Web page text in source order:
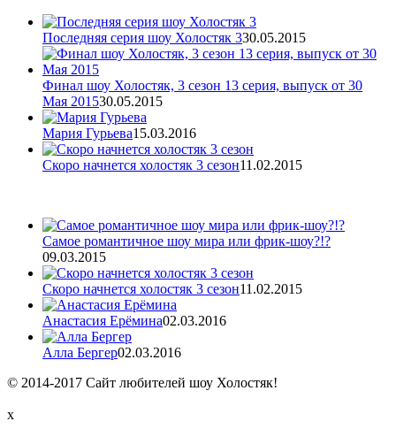
Последняя серия шоу Холостяк 330.05.2015
Финал шоу Холостяк, 3 сезон 13 серия, выпуск от 30
Мая 201530.05.2015
Мария Гурьева15.03.2016
Скоро начнется холостяк 3 сезон11.02.2015
Самое романтичное шоу мира или фрик-шоу?!?
09.03.2015
Скоро начнется холостяк 3 сезон11.02.2015
Анастасия Ерёмина02.03.2016
Алла Бергер02.03.2016
© 2014-2017 Сайт любителей шоу Холостяк!
x